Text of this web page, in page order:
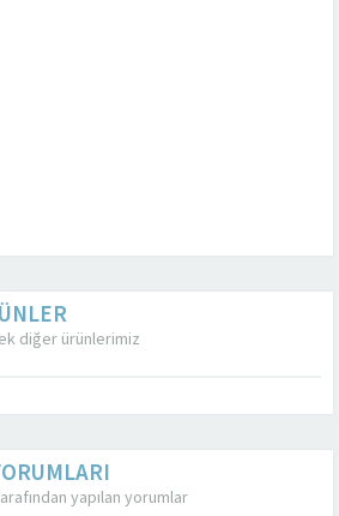
diğer ürünlerimiz
yapılan yorumlar